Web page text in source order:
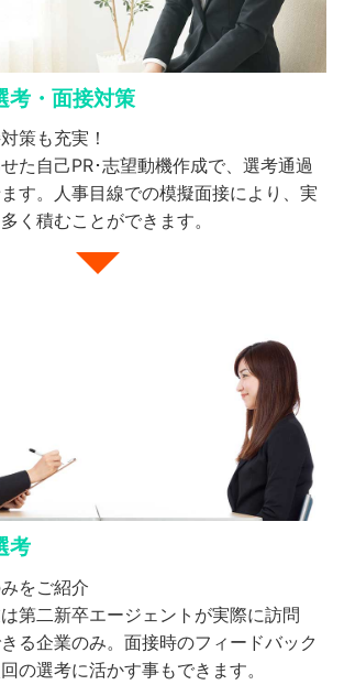
考・面接対策
策も充実！
た自己PR･志望動機作成で、選考通過
す。人事目線での模擬面接により、実
く積むことができます。
考
をご紹介
第二新卒エージェントが実際に訪問
る企業のみ。面接時のフィードバック
の選考に活かす事もできます。